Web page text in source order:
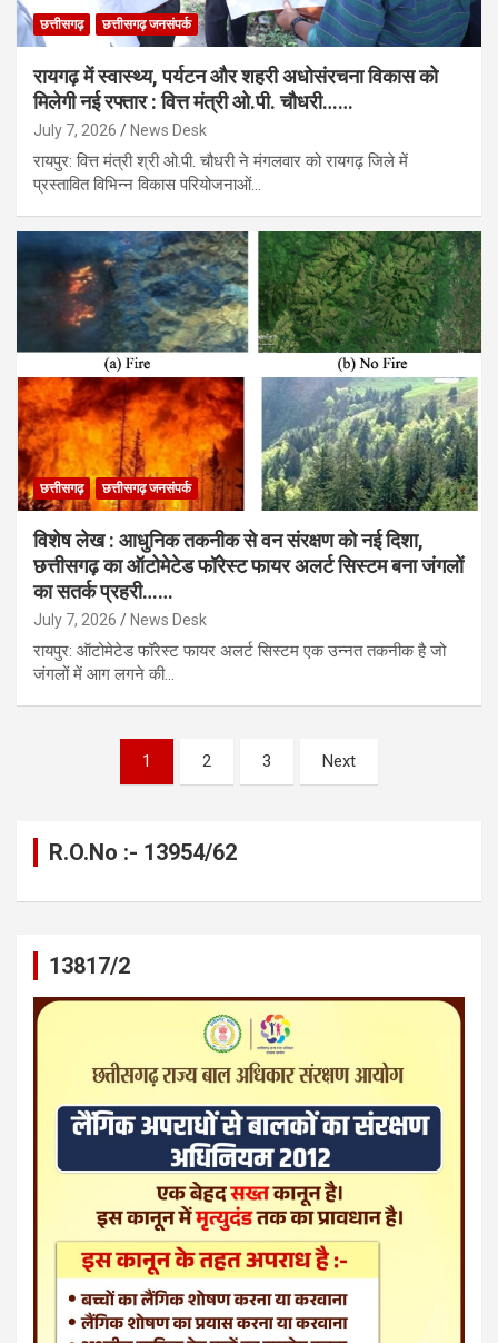
छत्तीसगढ़ छत्तीसगढ़ जनसंपर्क
रायगढ़ में स्वास्थ्य, पर्यटन और शहरी अधोसंरचना विकास को
मिलेगी नई रफ्तार : वित्त मंत्री ओ.पी. चौधरी……
July 7, 2026 News Desk
रायपुर: वित्त मंत्री श्री ओ.पी. चौधरी ने मंगलवार को रायगढ़ जिले में
प्रस्तावित विभिन्न विकास परियोजनाओं…
छत्तीसगढ़ छत्तीसगढ़ जनसंपर्क
विशेष लेख : आधुनिक तकनीक से वन संरक्षण को नई दिशा,
छत्तीसगढ़ का ऑटोमेटेड फॉरेस्ट फायर अलर्ट सिस्टम बना जंगलों
का सतर्क प्रहरी……
July 7, 2026 News Desk
रायपुर: ऑटोमेटेड फॉरेस्ट फायर अलर्ट सिस्टम एक उन्नत तकनीक है जो
जंगलों में आग लगने की…
pagination
1 2 3 Next
R.O.No :- 13954/62
13817/2